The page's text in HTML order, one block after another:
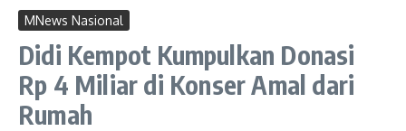
MNews Nasional
Didi Kempot Kumpulkan Donasi
Rp 4 Miliar di Konser Amal dari
Rumah